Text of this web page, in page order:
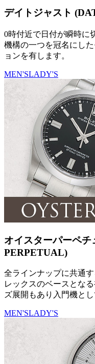
デイトジャスト
0時付近で日付が瞬時に
機構の一つを冠名にし
ョンを有します。
MEN'SLADY'S
オイスターパーペ
PERPETUAL)
全ラインナップに共通
レックスのベースとな
ズ展開もあり入門機とし
MEN'SLADY'S